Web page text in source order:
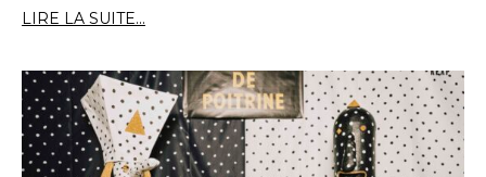
LIRE LA SUITE...